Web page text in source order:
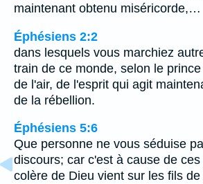
maintenant obtenu miséricorde,…
Éphésiens 2:2
dans lesquels vous marchiez
train de ce monde, selon le
de l'air, de l'esprit qui agit
de la rébellion.
Éphésiens 5:6
Que personne ne vous séduise
discours; car c'est à cause de
colère de Dieu vient sur les fils